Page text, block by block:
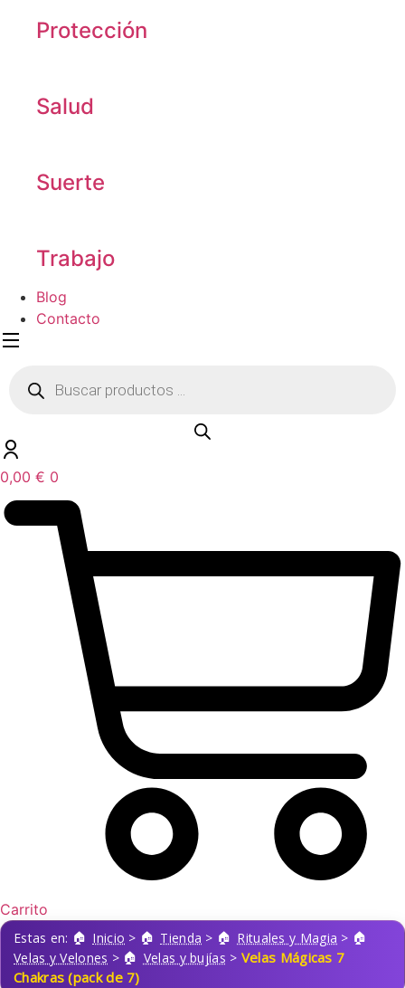
Protección
Salud
Suerte
Trabajo
Blog
Contacto
productos
0,00 € 0
Carrito
Estas en: Inicio > Tienda > Rituales y Magia >
Velas y Velones > Velas y bujías > Velas Mágicas 7
Chakras (pack de 7)